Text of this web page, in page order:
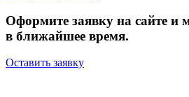
Оформите заявку на сайте и
в ближайшее время.
Оставить заявку